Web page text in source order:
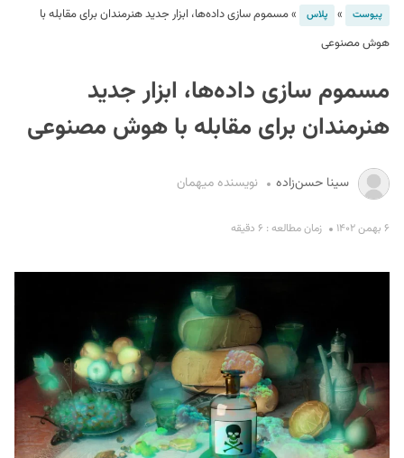
پیوست » پلاس »مسموم سازی داده‌ها، ابزار جدید هنرمندان برای مقابله با
هوش مصنوعی
مسموم سازی داده‌ها، ابزار جدید
هنرمندان برای مقابله با هوش مصنوعی
سینا حسن‌زاده نویسنده میهمان
۶ بهمن ۱۴۰۲ زمان مطالعه : ۶ دقیقه